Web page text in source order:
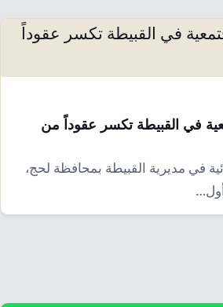
في القبيطة تكسر عقوداً من
في مديرية القبيطة بمحافظة لحج،